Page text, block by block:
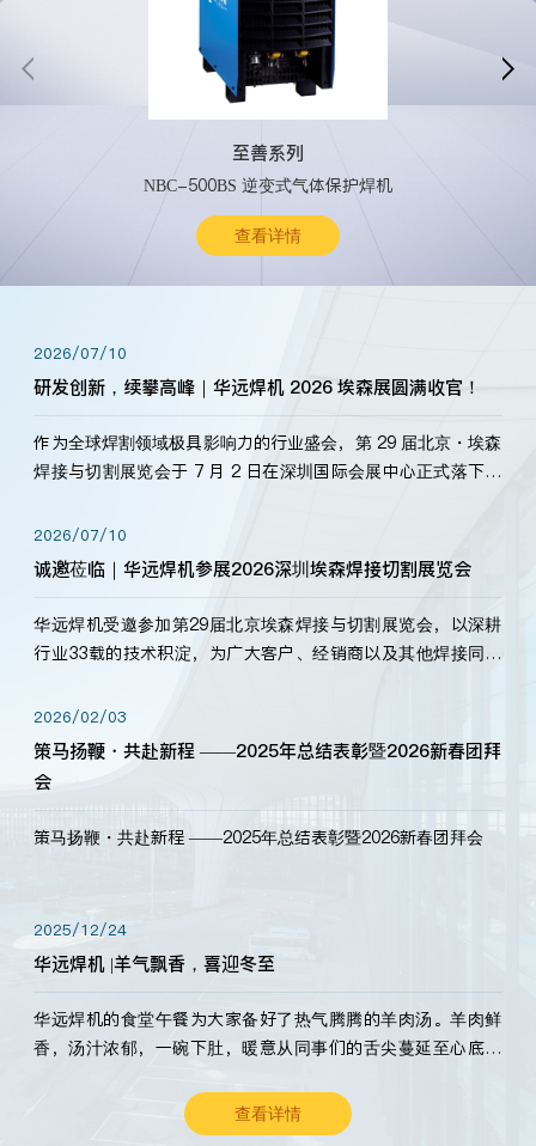
至善系列
NBC-500BS 逆变式气体保护焊机
查看详情
 
2026/07/10
研发创新，续攀高峰｜华远焊机 2026 埃森展圆满收官！
作为全球焊割领域极具影响力的行业盛会，第 29 届北京・埃森
焊接与切割展览会于 7 月 2 日在深圳国际会展中心正式落下帷
标准，持之以恒研发新产品、新技术。新老客户、行业伙伴、
海内外客户为目睹公司发布的新产…
2026/07/10
诚邀莅临｜华远焊机参展2026深圳埃森焊接切割展览会
华远焊机受邀参加第29届北京埃森焊接与切割展览会，以深耕
行业33载的技术积淀，为广大客户、经销商以及其他焊接同仁
2026/02/03
策马扬鞭・共赴新程 ——2025年总结表彰暨2026新春团拜
会
策马扬鞭・共赴新程 ——2025年总结表彰暨2026新春团拜会
2025/12/24
华远焊机 |羊气飘香，喜迎冬至
华远焊机的食堂午餐为大家备好了热气腾腾的羊肉汤。羊肉鲜
香，汤汁浓郁，一碗下肚，暖意从同事们的舌尖蔓延至心底。
查看详情